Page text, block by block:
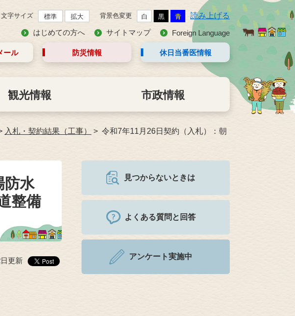
文字サイズ 標準 拡大 背景色変更 白 黒 青 読み上げる
はじめての方へ サイトマップ Foreign Language
ール 防災情報 休日当番医情報
観光情報 市政情報
入札・契約結果（工事）
令和7年11月26日契約（入札）：朝
防水
整備
更新
見つからないときは
よくある質問と回答
アンケート実施中